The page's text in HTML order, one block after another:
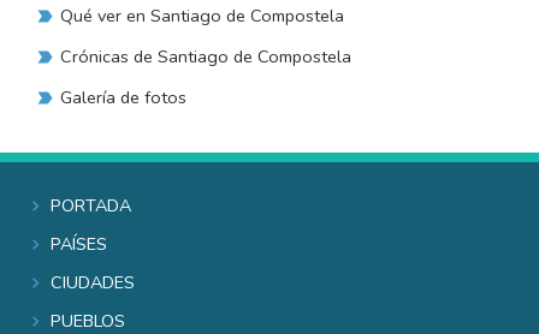
Qué ver en Santiago de Compostela
Crónicas de Santiago de Compostela
Galería de fotos
Portada
Países
Ciudades
Pueblos